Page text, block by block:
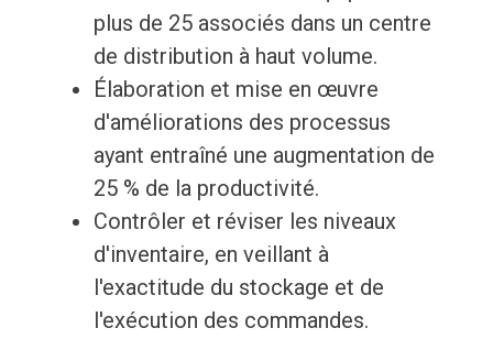
plus de 25 associés dans un centre
de distribution à haut volume.
Élaboration et mise en œuvre
d'améliorations des processus
ayant entraîné une augmentation de
25 % de la productivité.
Contrôler et réviser les niveaux
d'inventaire, en veillant à
l'exactitude du stockage et de
l'exécution des commandes.